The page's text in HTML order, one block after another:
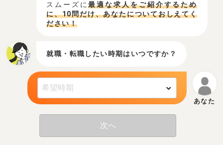
スムーズに最適な求人をご紹介するため
に、10問だけ、あなたについておしえてく
ださい！
就職・転職したい時期はいつですか？
次へ